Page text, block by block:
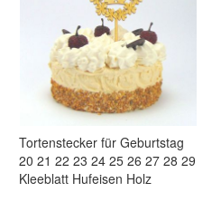
Tortenstecker für Geburtstag
20 21 22 23 24 25 26 27 28 29
Kleeblatt Hufeisen Holz